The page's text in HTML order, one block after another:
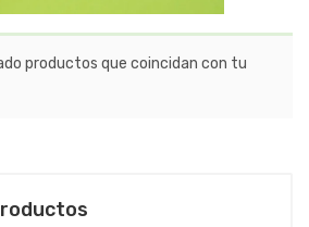
productos que coincidan con tu